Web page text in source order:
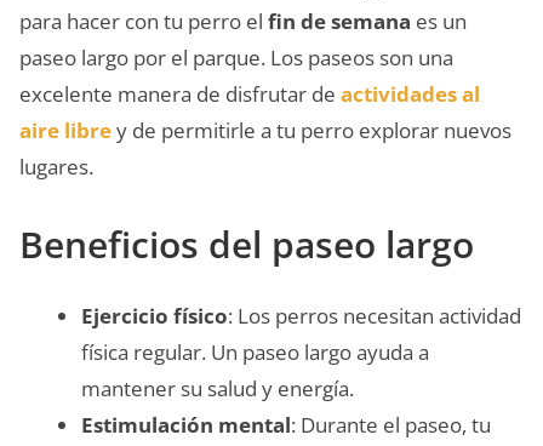
para hacer con tu perro el fin de semana es un
paseo largo por el parque. Los paseos son una
excelente manera de disfrutar de actividades al
aire librey de permitirle a tu perro explorar nuevos
lugares.
Beneficios del paseo largo
Ejercicio físico: Los perros necesitan actividad
física regular. Un paseo largo ayuda a
mantener su salud y energía.
Estimulación mental: Durante el paseo, tu